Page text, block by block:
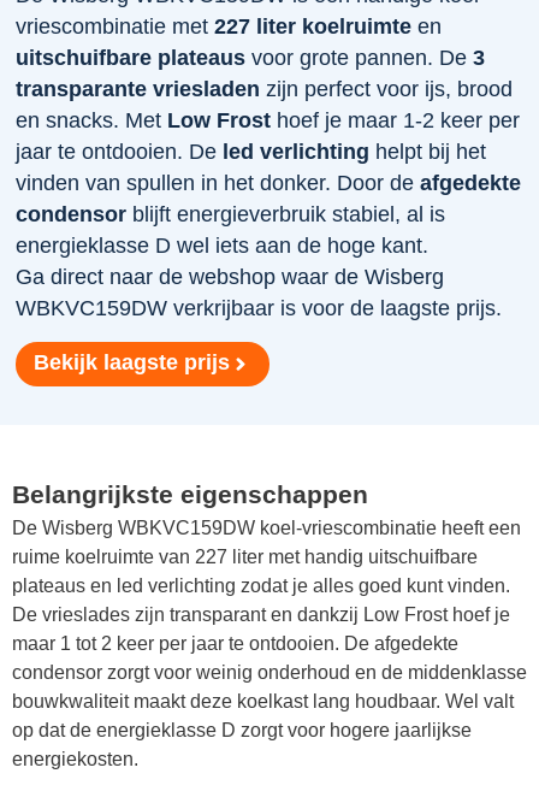
vriescombinatie met227 liter koelruimte en
uitschuifbare plateaus voor grote pannen. De3
transparante vriesladen zijn perfect voor ijs, brood
en snacks. Met Low Frost hoef je maar 1-2 keer per
jaar te ontdooien. De led verlichting helpt bij het
vinden van spullen in het donker. Door deafgedekte
condensor blijft energieverbruik stabiel, al is
energieklasse D wel iets aan de hoge kant.
Ga direct naar de webshop waar de Wisberg
WBKVC159DW verkrijbaar is voor de laagste prijs.
Bekijk laagste prijs
Belangrijkste eigenschappen
De Wisberg WBKVC159DW koel-vriescombinatie heeft een
ruime koelruimte van 227 liter met handig uitschuifbare
plateaus en led verlichting zodat je alles goed kunt vinden.
De vrieslades zijn transparant en dankzij Low Frost hoef je
maar 1 tot 2 keer per jaar te ontdooien. De afgedekte
condensor zorgt voor weinig onderhoud en de middenklasse
bouwkwaliteit maakt deze koelkast lang houdbaar. Wel valt
op dat de energieklasse D zorgt voor hogere jaarlijkse
energiekosten.